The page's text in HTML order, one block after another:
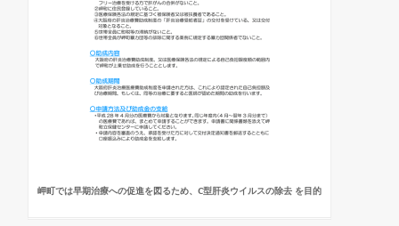
岬町では早期治療への促進を図るため、C型肝炎ウイルスの除去 を目的